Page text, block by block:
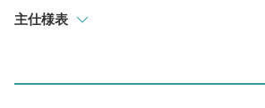
主仕様表